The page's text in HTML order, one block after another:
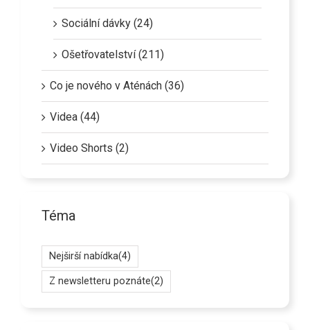
Sociální dávky (24)
Ošetřovatelství (211)
Co je nového v Aténách (36)
Videa (44)
Video Shorts (2)
Téma
Nejširší nabídka(4)
Z newsletteru poznáte(2)